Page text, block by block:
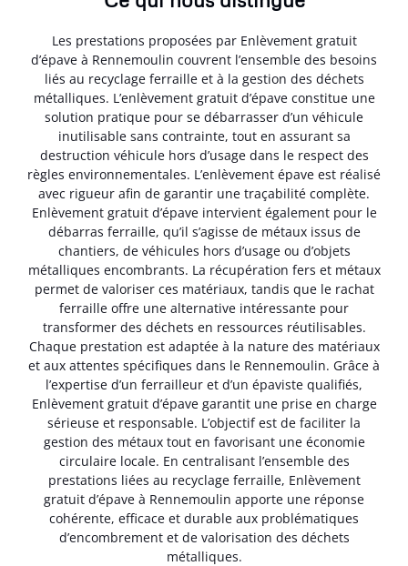
Les prestations proposées par Enlèvement gratuit
d’épave à Rennemoulin couvrent l’ensemble des besoins
liés au recyclage ferraille et à la gestion des déchets
métalliques. L’enlèvement gratuit d’épave constitue une
solution pratique pour se débarrasser d’un véhicule
inutilisable sans contrainte, tout en assurant sa
destruction véhicule hors d’usage dans le respect des
règles environnementales. L’enlèvement épave est réalisé
avec rigueur afin de garantir une traçabilité complète.
Enlèvement gratuit d’épave intervient également pour le
débarras ferraille, qu’il s’agisse de métaux issus de
chantiers, de véhicules hors d’usage ou d’objets
métalliques encombrants. La récupération fers et métaux
permet de valoriser ces matériaux, tandis que le rachat
ferraille offre une alternative intéressante pour
transformer des déchets en ressources réutilisables.
Chaque prestation est adaptée à la nature des matériaux
et aux attentes spécifiques dans le Rennemoulin. Grâce à
l’expertise d’un ferrailleur et d’un épaviste qualifiés,
Enlèvement gratuit d’épave garantit une prise en charge
sérieuse et responsable. L’objectif est de faciliter la
gestion des métaux tout en favorisant une économie
circulaire locale. En centralisant l’ensemble des
prestations liées au recyclage ferraille, Enlèvement
gratuit d’épave à Rennemoulin apporte une réponse
cohérente, efficace et durable aux problématiques
d’encombrement et de valorisation des déchets
métalliques.